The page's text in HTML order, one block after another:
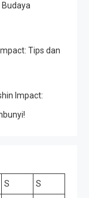
Budaya
Tips dan
Impact:
S
S